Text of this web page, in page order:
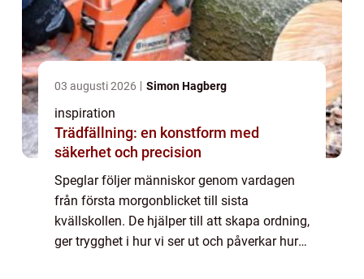
03 augusti 2026 Simon Hagberg
inspiration
Trädfällning: en konstform med
säkerhet och precision
Speglar följer människor genom vardagen
från första morgonblicket till sista
kvällskollen. De hjälper till att skapa ordning,
ger trygghet i hur vi ser ut och påverkar hur